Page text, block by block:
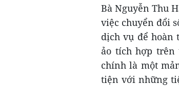
Bà Nguyễn Thu
việc chuyển đổi
dịch vụ để hoàn
ảo tích hợp trên
chính là một
tiện với những